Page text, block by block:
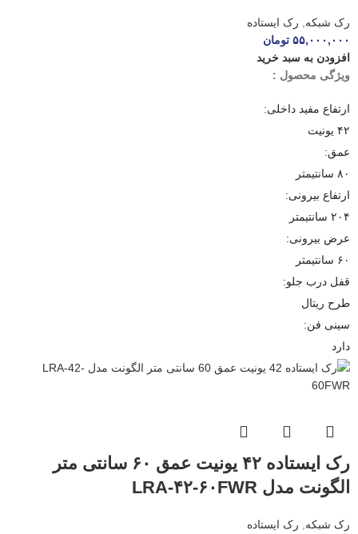
رک شبکه
رک ایستاده
۵۵,۰۰۰,۰۰۰ تومان
افزودن به سبد خرید
ویژگی محصول :
ارتفاع مفید داخلی:
۴۲ یونیت
عمق:
۸۰ سانتیمتر
ارتفاع بیرونی:
۲۰۴ سانتیمتر
عرض بیرونی:
۶۰ سانتیمتر
قفل درب جلو:
طرح ریتال
سینی فن:
دارد
رک ایستاده ۴۲ یونیت عمق ۶۰ سانتی متر
الگونت مدل LRA-۴۲-۶۰FWR
رک شبکه
رک ایستاده